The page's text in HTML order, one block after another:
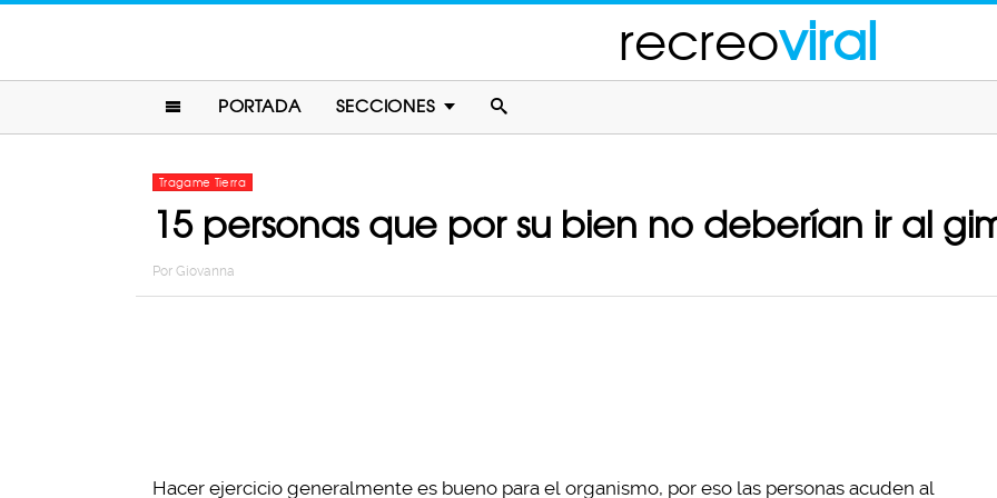
recreoviral
PORTADA SECCIONES
Tragame Tierra
15 personas que por su bien no deberían ir al
Por Giovanna
Hacer ejercicio generalmente es bueno para el organismo, por eso las personas acuden al